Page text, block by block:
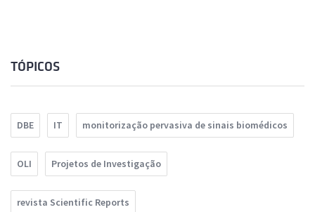
TÓPICOS
DBE IT monitorização pervasiva de sinais biomédicos
OLI Projetos de Investigação
revista Scientific Reports